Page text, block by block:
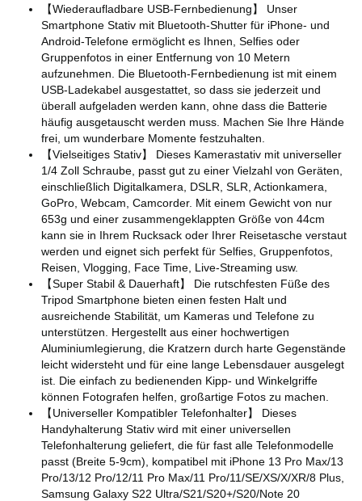
【Wiederaufladbare USB-Fernbedienung】 Unser
Smartphone Stativ mit Bluetooth-Shutter für iPhone- und
Android-Telefone ermöglicht es Ihnen, Selfies oder
Gruppenfotos in einer Entfernung von 10 Metern
aufzunehmen. Die Bluetooth-Fernbedienung ist mit einem
USB-Ladekabel ausgestattet, so dass sie jederzeit und
überall aufgeladen werden kann, ohne dass die Batterie
häufig ausgetauscht werden muss. Machen Sie Ihre Hände
frei, um wunderbare Momente festzuhalten.
【Vielseitiges Stativ】 Dieses Kamerastativ mit universeller
1/4 Zoll Schraube, passt gut zu einer Vielzahl von Geräten,
einschließlich Digitalkamera, DSLR, SLR, Actionkamera,
GoPro, Webcam, Camcorder. Mit einem Gewicht von nur
653g und einer zusammengeklappten Größe von 44cm
kann sie in Ihrem Rucksack oder Ihrer Reisetasche verstaut
werden und eignet sich perfekt für Selfies, Gruppenfotos,
Reisen, Vlogging, Face Time, Live-Streaming usw.
【Super Stabil & Dauerhaft】 Die rutschfesten Füße des
Tripod Smartphone bieten einen festen Halt und
ausreichende Stabilität, um Kameras und Telefone zu
unterstützen. Hergestellt aus einer hochwertigen
Aluminiumlegierung, die Kratzern durch harte Gegenstände
leicht widersteht und für eine lange Lebensdauer ausgelegt
ist. Die einfach zu bedienenden Kipp- und Winkelgriffe
können Fotografen helfen, großartige Fotos zu machen.
【Universeller Kompatibler Telefonhalter】 Dieses
Handyhalterung Stativ wird mit einer universellen
Telefonhalterung geliefert, die für fast alle Telefonmodelle
passt (Breite 5-9cm), kompatibel mit iPhone 13 Pro Max/13
Pro/13/12 Pro/12/11 Pro Max/11 Pro/11/SE/XS/X/XR/8 Plus,
Samsung Galaxy S22 Ultra/S21/S20+/S20/Note 20